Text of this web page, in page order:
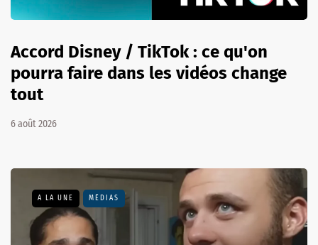
Accord Disney / TikTok : ce qu'on
pourra faire dans les vidéos change
tout
6 août 2026
A LA UNE MÉDIAS